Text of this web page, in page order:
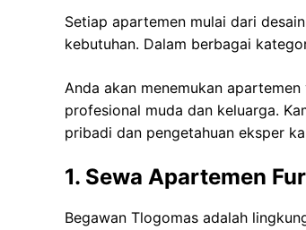
Setiap apartemen mulai dari
kebutuhan. Dalam berbagai
Anda akan menemukan
profesional muda dan keluarga.
pribadi dan pengetahuan eksper
1. Sewa Apartemen
Begawan Tlogomas adalah